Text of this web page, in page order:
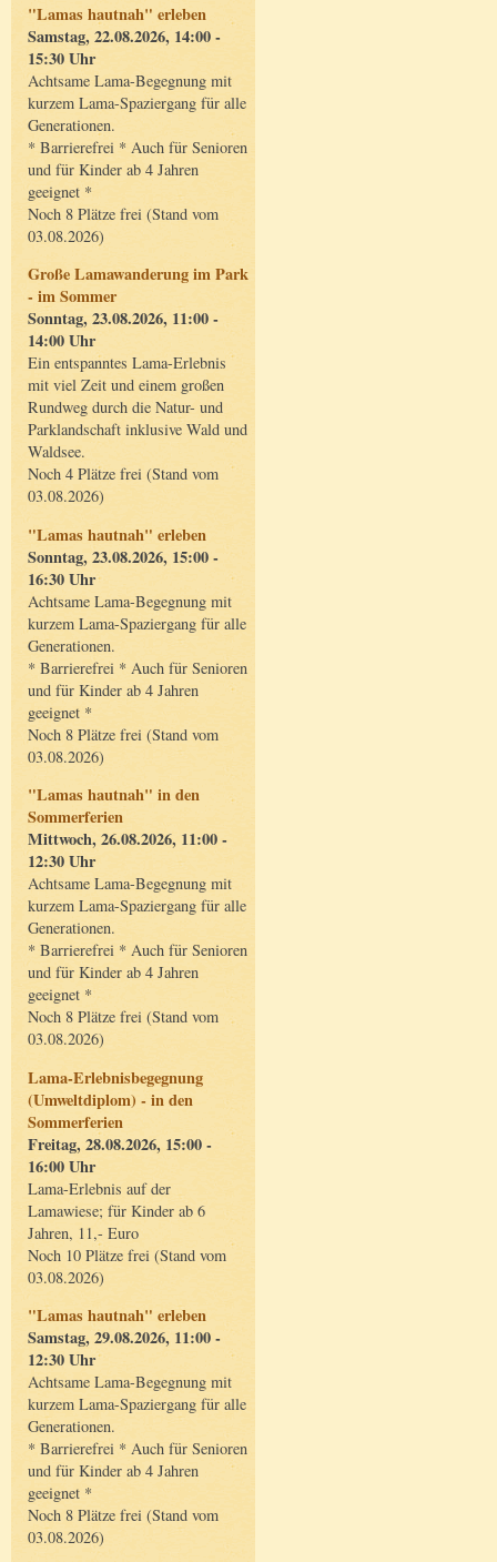
"Lamas hautnah" erleben
Samstag, 22.08.2026, 14:00 -
15:30 Uhr
Achtsame Lama-Begegnung mit
kurzem Lama-Spaziergang für alle
Generationen.
* Barrierefrei * Auch für Senioren
und für Kinder ab 4 Jahren
geeignet *
Noch 8 Plätze frei (Stand vom
03.08.2026)
Große Lamawanderung im Park
- im Sommer
Sonntag, 23.08.2026, 11:00 -
14:00 Uhr
Ein entspanntes Lama-Erlebnis
mit viel Zeit und einem großen
Rundweg durch die Natur- und
Parklandschaft inklusive Wald und
Waldsee.
Noch 4 Plätze frei (Stand vom
03.08.2026)
"Lamas hautnah" erleben
Sonntag, 23.08.2026, 15:00 -
16:30 Uhr
Achtsame Lama-Begegnung mit
kurzem Lama-Spaziergang für alle
Generationen.
* Barrierefrei * Auch für Senioren
und für Kinder ab 4 Jahren
geeignet *
Noch 8 Plätze frei (Stand vom
03.08.2026)
"Lamas hautnah" in den
Sommerferien
Mittwoch, 26.08.2026, 11:00 -
12:30 Uhr
Achtsame Lama-Begegnung mit
kurzem Lama-Spaziergang für alle
Generationen.
* Barrierefrei * Auch für Senioren
und für Kinder ab 4 Jahren
geeignet *
Noch 8 Plätze frei (Stand vom
03.08.2026)
Lama-Erlebnisbegegnung
(Umweltdiplom) - in den
Sommerferien
Freitag, 28.08.2026, 15:00 -
16:00 Uhr
Lama-Erlebnis auf der
Lamawiese; für Kinder ab 6
Jahren, 11,- Euro
Noch 10 Plätze frei (Stand vom
03.08.2026)
"Lamas hautnah" erleben
Samstag, 29.08.2026, 11:00 -
12:30 Uhr
Achtsame Lama-Begegnung mit
kurzem Lama-Spaziergang für alle
Generationen.
* Barrierefrei * Auch für Senioren
und für Kinder ab 4 Jahren
geeignet *
Noch 8 Plätze frei (Stand vom
03.08.2026)